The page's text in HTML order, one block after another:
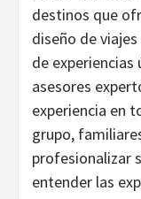
destinos que
diseño de
de experiencias
asesores
experiencia en
grupo,
profesionalizar
entender las